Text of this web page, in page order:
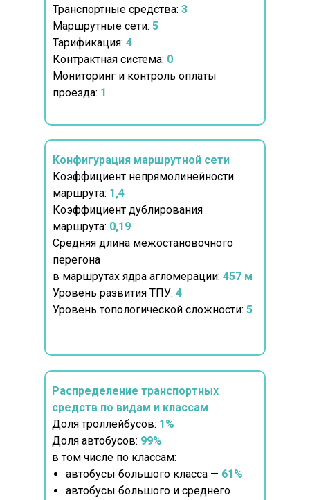
Транспортные средства: 3
Маршрутные сети: 5
Тарификация: 4
Контрактная система: 0
Мониторинг и контроль оплаты
проезда: 1
Конфигурация маршрутной сети
Коэффициент непрямолинейности
маршрута: 1,4
Коэффициент дублирования
маршрута: 0,19
Средняя длина межостановочного
перегона
в маршрутах ядра агломерации: 457 м
Уровень развития ТПУ: 4
Уровень топологической сложности: 5
Распределение транспортных
средств по видам и классам
Доля троллейбусов: 1%
Доля автобусов: 99%
в том числе по классам:
автобусы большого класса — 61%
автобусы большого и среднего